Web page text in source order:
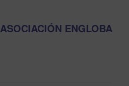
ASOCIACIÓN ENGLOBA